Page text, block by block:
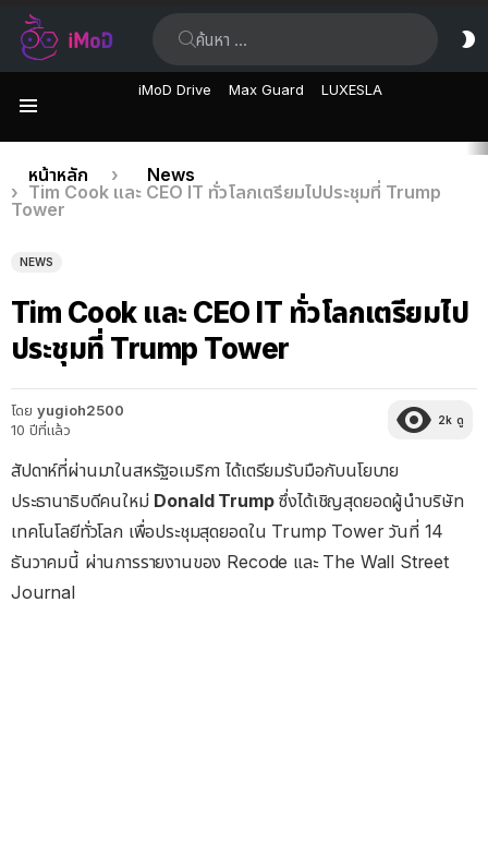
iMoD Drive Max Guard LUXESLA
เรื่อง
ล่าสุด
คุณอยู่ที่นี่:
หน้าหลัก
News
Tim Cook และ CEO IT ทั่วโลกเตรียมไปประชุมที่ Trump
Tower
NEWS
Tim Cook และ CEO IT ทั่วโลกเตรียมไป
ประชุมที่ Trump Tower
โดย yugioh2500
10 ปีที่แล้ว
2k ดู
สัปดาห์ที่ผ่านมาในสหรัฐอเมริกา ได้เตรียมรับมือกับนโยบาย
ประธานาธิบดีคนใหม่ Donald Trumpซึ่งได้เชิญสุดยอดผู้นำบริษัท
เทคโนโลยีทั่วโลก เพื่อประชุมสุดยอดใน Trump Tower วันที่ 14
ธันวาคมนี้ ผ่านการรายงานของ Recode และ The Wall Street
Journal